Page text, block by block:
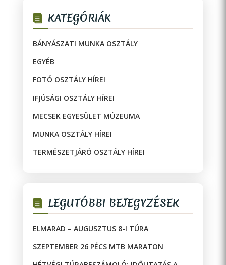
KATEGÓRIÁK
BÁNYÁSZATI MUNKA OSZTÁLY
EGYÉB
FOTÓ OSZTÁLY HÍREI
IFJÚSÁGI OSZTÁLY HÍREI
MECSEK EGYESÜLET MÚZEUMA
MUNKA OSZTÁLY HÍREI
TERMÉSZETJÁRÓ OSZTÁLY HÍREI
LEGUTÓBBI BEJEGYZÉSEK
ELMARAD – AUGUSZTUS 8-I TÚRA
SZEPTEMBER 26 PÉCS MTB MARATON